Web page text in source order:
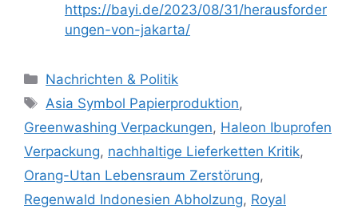
https://bayi.de/2023/08/31/herausforder
ungen-von-jakarta/
K
a
e
g
o
r
Nachrichten & Politik
S
l
a
g
Asia Symbol Papierproduktion,
Greenwashing Verpackungen, Haleon Ibuprofen
Verpackung, nachhaltige Lieferketten Kritik,
Orang-Utan Lebensraum Zerstörung,
Regenwald Indonesien Abholzung, Royal